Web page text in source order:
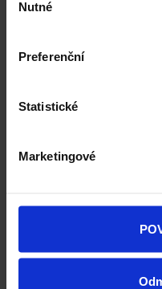
souhlasu
Nutné
Preferenční
Statistické
Marketingové
Navštivte